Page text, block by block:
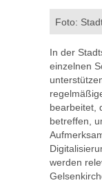
Foto:
In der
einzelnen
bearbeitet,
betreffen,
werden